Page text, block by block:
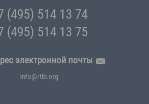
(495) 514 13 74
(495) 514 13 75
электронной почты
info@rtib.org